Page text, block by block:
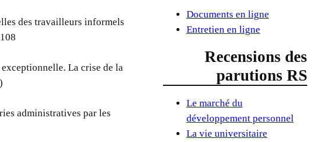
des travailleurs informels
La crise de la
administratives par les
Documents en ligne
Entretien en ligne
Recensions des
parutions RS
Le marché du
développement personnel
La vie universitaire